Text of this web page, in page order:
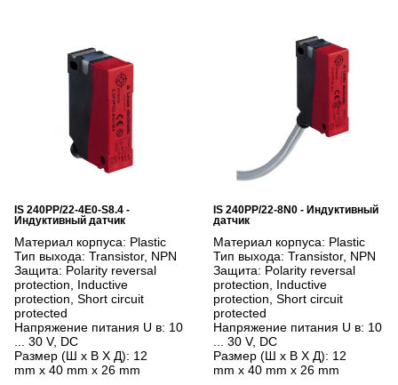
IS 240PP/22-4E0-S8.4 -
Индуктивный датчик
Материал корпуса: Plastic
Тип выхода: Transistor, NPN
Защита: Polarity reversal
protection, Inductive
protection, Short circuit
protected
Напряжение питания U в: 10
... 30 V, DC
Размер (Ш x В X Д): 12
mm x 40 mm x 26 mm
IS 240PP/22-8N0 - Индуктивный
датчик
Материал корпуса: Plastic
Тип выхода: Transistor, NPN
Защита: Polarity reversal
protection, Inductive
protection, Short circuit
protected
Напряжение питания U в: 10
... 30 V, DC
Размер (Ш x В X Д): 12
mm x 40 mm x 26 mm